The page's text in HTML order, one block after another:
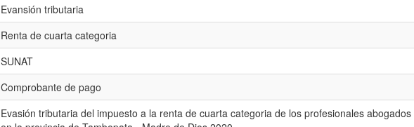
Evansión tributaria
Renta de cuarta categoria
SUNAT
Comprobante de pago
Evasión tributaria del impuesto a la renta de cuarta categoria de los profesionales abogados